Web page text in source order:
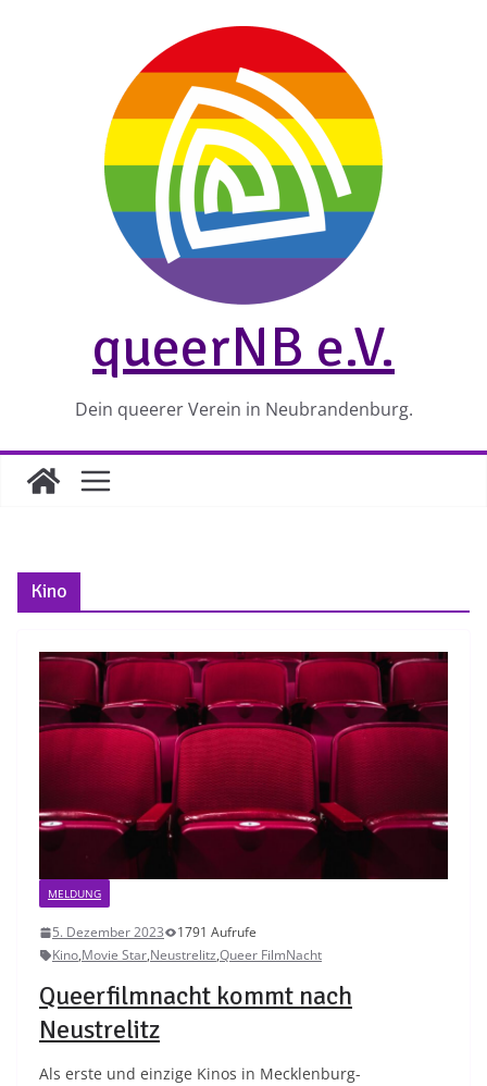
queerNB e.V.
Dein queerer Verein in Neubrandenburg.
Kino
MELDUNG
5. Dezember 2023
1791 Aufrufe
Kino,Movie Star,Neustrelitz,Queer FilmNacht
Queerfilmnacht kommt nach
Neustrelitz
Als erste und einzige Kinos in Mecklenburg-